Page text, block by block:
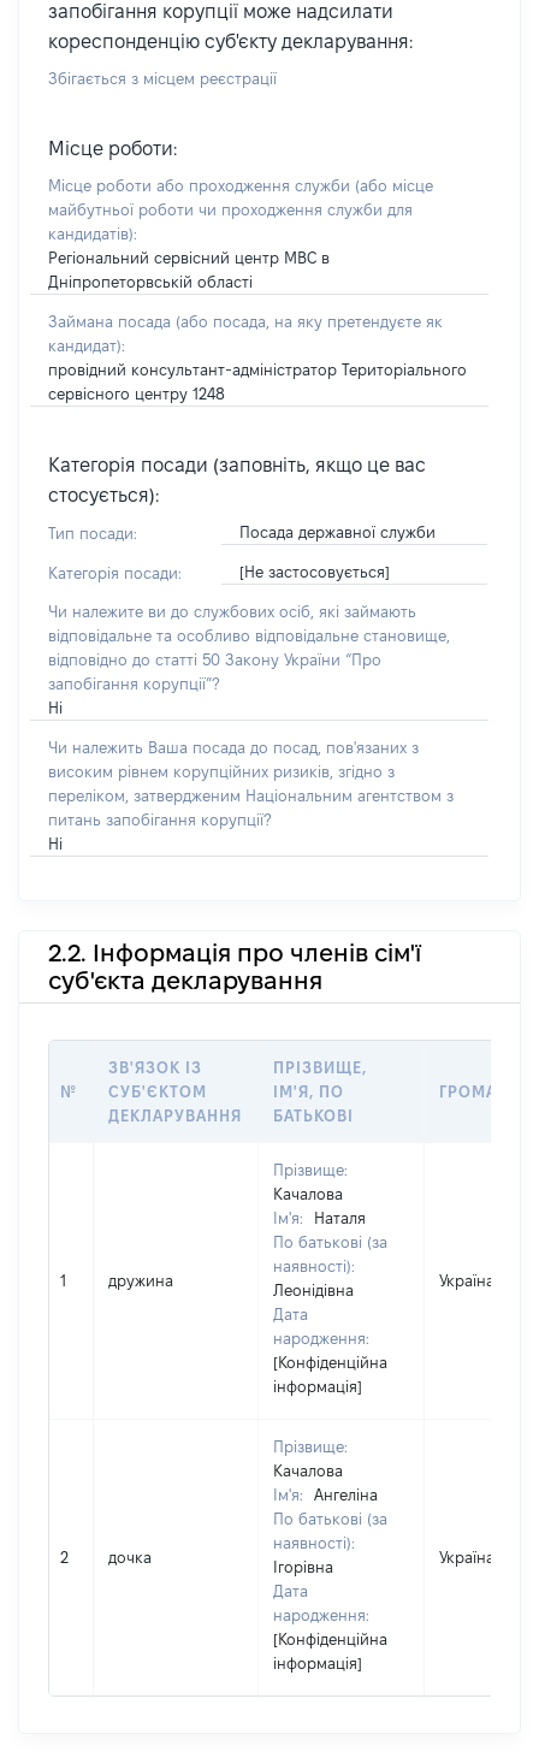
запобігання корупції може надсилати
кореспонденцію суб'єкту декларування:
Збігається з місцем реєстрації
Місце роботи:
Місце роботи або проходження служби (або місце
майбутньої роботи чи проходження служби для
кандидатів):
Регіональний сервісний центр МВС в
Дніпропеторвській області
Займана посада (або посада, на яку претендуєте як
кандидат):
провідний консультант-адміністратор Територіального
сервісного центру 1248
Категорія посади (заповніть, якщо це вас
стосується):
Тип посади: Посада державної служби
Категорія посади: [Не застосовується]
Чи належите ви до службових осіб, які займають
відповідальне та особливо відповідальне становище,
відповідно до статті 50 Закону України “Про
запобігання корупції”?
Ні
Чи належить Ваша посада до посад, пов'язаних з
високим рівнем корупційних ризиків, згідно з
переліком, затвердженим Національним агентством з
питань запобігання корупції?
Ні
2.2. Інформація про членів сім'ї
суб'єкта декларування
№
ЗВ'ЯЗОК ІЗ
СУБ'ЄКТОМ
ДЕКЛАРУВАННЯ
ПРІЗВИЩЕ,
ІМ'Я, ПО
БАТЬКОВІ
1 дружина
Прізвище:
Качалова
Ім'я:
Наталя
По батькові (за
наявності):
Леонідівна
Дата
народження:
[Конфіденційна
інформація]
Україна
2 дочка
Прізвище:
Качалова
Ім'я:
Ангеліна
По батькові (за
наявності):
Ігорівна
Дата
народження:
[Конфіденційна
інформація]
Україна